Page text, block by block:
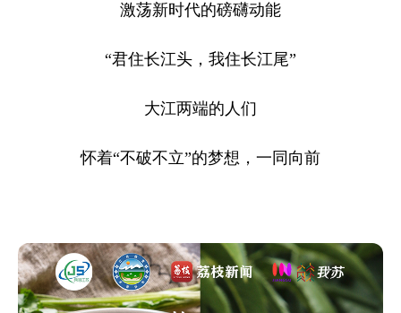
激荡新时代的磅礴动能
“君住长江头，我住长江尾”
大江两端的人们
怀着“不破不立”的梦想，一同向前